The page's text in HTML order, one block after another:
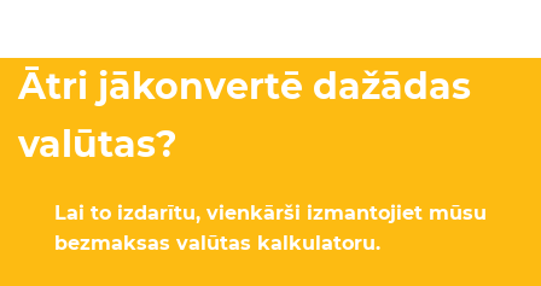
Ātri jākonvertē dažādas
valūtas?
Lai to izdarītu, vienkārši izmantojiet mūsu
bezmaksas valūtas kalkulatoru.